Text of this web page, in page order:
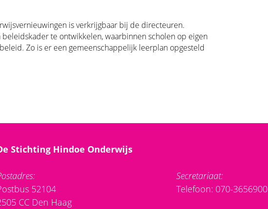
is verkrijgbaar bij de directeuren.
te ontwikkelen, waarbinnen scholen op eigen
Zo is er een gemeenschappelijk leerplan opgesteld
Stichting Hindoe Onderwijs
52104
CC Den Haag
Secretariaat:
Telefoon: 070-3656900